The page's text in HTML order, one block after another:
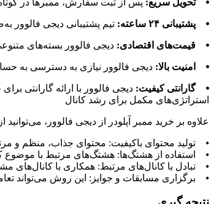
⦁ تحویل سریع: پس از ثبت سفارش، ممبرها در کوتاه‌ترین زمان ممکن (۶ تا ۴۸ ساعت) به کانال شما اضافه می‌شوند،
⦁ پشتیبانی ۲۴ ساعته: تیم پشتیبانی دیجی
⦁ قیمت‌های اقتصادی: دیجی فالوور بسته‌های
⦁ امنیت بالا: دیجی فالوور نیازی به دسترسی به
⦁ گارانتی کیفیت: دیجی فالوور با ارائه گارانتی
استراتژی‌های مکمل برای رشد کانال
علاوه بر خرید ممبر آپلودر از دیجی فالوور،
⦁ تولید محتوای باکیفیت: محتوای جذاب، منظم و
⦁ استفاده از هشتگ‌ها: هشتگ‌های مرتبط با موضوع
⦁ تبادل با کانال‌های مرتبط: همکاری با کانال‌های
⦁ برگزاری مسابقات و جوایز: این روش می‌تواند